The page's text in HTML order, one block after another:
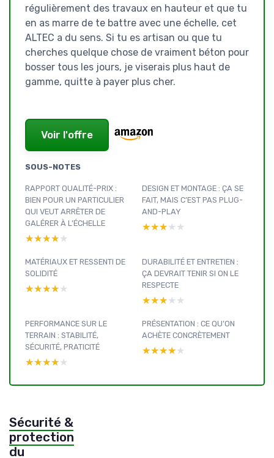
régulièrement des travaux en hauteur et que tu
en as marre de te battre avec une échelle, cet
ALTEC a du sens. Si tu es artisan ou que tu
cherches quelque chose de vraiment béton pour
bosser tous les jours, je viserais plus haut de
gamme, quitte à payer plus cher.
Voir l'offre
SOUS-NOTES
RAPPORT QUALITÉ-PRIX :
BIEN POUR UN PARTICULIER
QUI VEUT ARRÊTER DE
GALÉRER À L’ÉCHELLE
★★★★★
★★★★★
DESIGN ET MONTAGE : ÇA SE
FAIT, MAIS C’EST PAS PLUG-
AND-PLAY
★★★★★
★★★★★
MATÉRIAUX ET RESSENTI DE
SOLIDITÉ
★★★★★
★★★★★
DURABILITÉ ET ENTRETIEN :
ÇA DEVRAIT TENIR SI ON LE
RESPECTE
★★★★★
★★★★★
PERFORMANCE SUR LE
TERRAIN : STABILITÉ,
SÉCURITÉ, PRATICITÉ
★★★★★
★★★★★
PRÉSENTATION : CE QU’ON
ACHÈTE CONCRÈTEMENT
★★★★★
★★★★★
Sécurité &
protection
du